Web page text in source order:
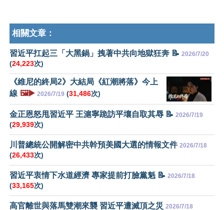
相關文章：
習近平扛起三「大黑鍋」拽著中共向地獄狂奔 📝 2026/7/20
(24,223次)
《維尼的終局2》大結局《紅潮將落》今上
線 🖼️▶️ 2026/7/19 (31,486次)
金正恩怒甩習近平 王滬寧跪訪平壤自取其辱 📝 2026/7/19
(29,939次)
川普總統公開解密中共幹預美國大選的情報文件 2026/7/18
(26,433次)
習近平衷情下水道經濟 專家提前打臉黨魁 📝 2026/7/18
(33,165次)
高官離世與落馬雙潮來襲 習近平遭滅頂之災 2026/7/18